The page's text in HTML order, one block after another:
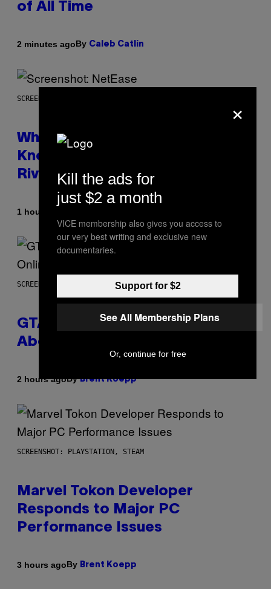
of All Time
2 minutes agoBy Caleb Catlin
SCREENSHOT: NETEASE
Who Is The Hood? Everything To
Know About The Newest Marvel
Rivals Character
1 hour ago
SCREENSHOT: ROCKSTAR GAMES
GTA 6 Gets Concerning Update
About GTA Online Release Date
2 hours agoByBrent Koepp
SCREENSHOT: PLAYSTATION, STEAM
Marvel Tokon Developer
Responds to Major PC
Performance Issues
3 hours agoBy Brent Koepp
×
Kill the ads for
just $2 a month
VICE membership also gives you access to
our very best writing and exclusive new
documentaries.
Support for $2
See All Membership Plans
Or, continue for free